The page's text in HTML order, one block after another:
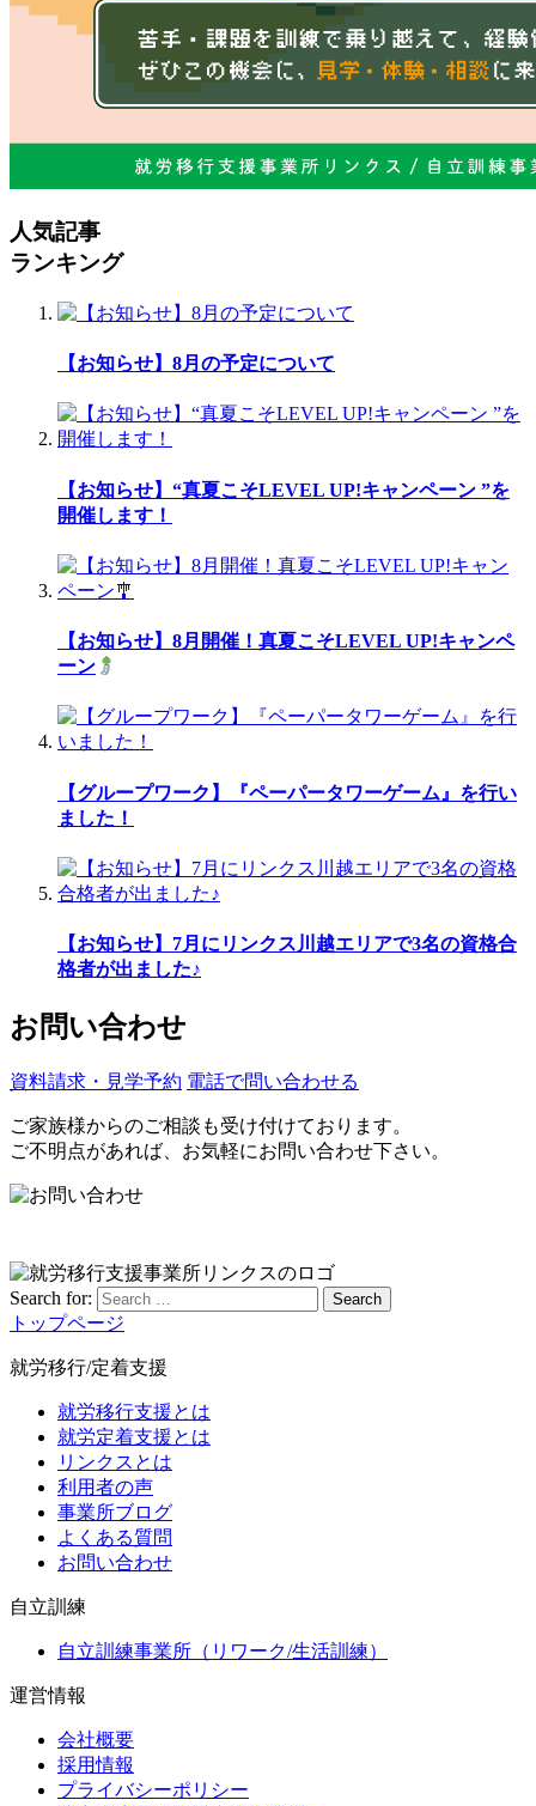
人気記事
ランキング
【お知らせ】8月の予定について
【お知らせ】“真夏こそLEVEL UP!キャンペーン ”を
開催します！
【お知らせ】8月開催！真夏こそLEVEL UP!キャンペ
ーン
【グループワーク】『ペーパータワーゲーム』を行い
ました！
【お知らせ】7月にリンクス川越エリアで3名の資格合
格者が出ました♪
お問い合わせ
資料請求・見学予約 電話で問い合わせる
ご家族様からのご相談も受け付けております。
ご不明点があれば、お気軽にお問い合わせ下さい。
Search for: Search
トップページ
就労移行/定着支援
就労移行支援とは
就労定着支援とは
リンクスとは
利用者の声
事業所ブログ
よくある質問
お問い合わせ
自立訓練
自立訓練事業所（リワーク/生活訓練）
運営情報
会社概要
採用情報
プライバシーポリシー